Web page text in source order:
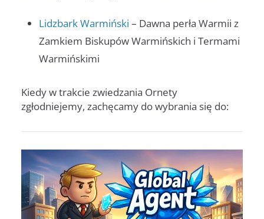
Lidzbark Warmiński – Dawna perła Warmii z
Zamkiem Biskupów Warmińskich i Termami
Warmińskimi
Kiedy w trakcie zwiedzania Ornety
zgłodniejemy, zachęcamy do wybrania się do: